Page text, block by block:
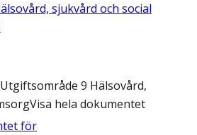
sjukvård och social
9 Hälsovård,
Visa hela dokumentet
för